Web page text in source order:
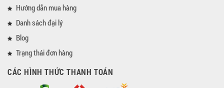
Hướng dẫn mua hàng
Danh sách đại lý
Blog
Trạng thái đơn hàng
CÁC HÌNH THỨC THANH TOÁN